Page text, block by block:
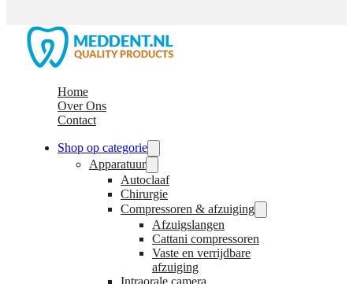
Home
Over Ons
Contact
Shop op categorie
Apparatuur
Autoclaaf
Chirurgie
Compressoren & afzuiging
Afzuigslangen
Cattani compressoren
Vaste en verrijdbare
afzuiging
Intraorale camera